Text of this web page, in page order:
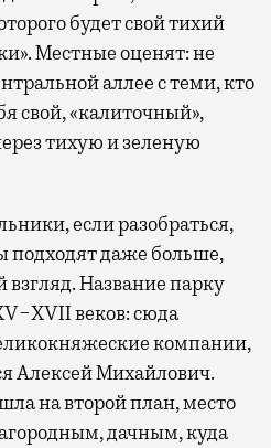
будет свой тихий
Местные оценят: не
аллее с теми, кто
свой, «калиточный»,
тихую и зеленую
если разобраться,
подходят даже больше,
Название парку
веков: сюда
компании,
Алексей Михайлович.
на второй план, место
дачным, куда